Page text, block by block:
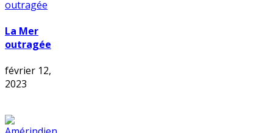
La Mer
outragée
février 12,
2023